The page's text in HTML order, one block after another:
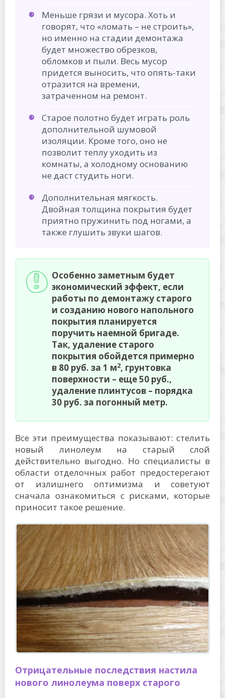
Меньше грязи и мусора. Хоть и
говорят, что «ломать – не строить»,
но именно на стадии демонтажа
будет множество обрезков,
обломков и пыли. Весь мусор
придется выносить, что опять-таки
отразится на времени,
затраченном на ремонт.
Старое полотно будет играть роль
дополнительной шумовой
изоляции. Кроме того, оно не
позволит теплу уходить из
комнаты, а холодному основанию
не даст студить ноги.
Дополнительная мягкость.
Двойная толщина покрытия будет
приятно пружинить под ногами, а
также глушить звуки шагов.
Особенно заметным будет
экономический эффект, если
работы по демонтажу старого
и созданию нового напольного
покрытия планируется
поручить наемной бригаде.
Так, удаление старого
покрытия обойдется примерно
в 80 руб. за 1 м2, грунтовка
поверхности – еще 50 руб.,
удаление плинтусов – порядка
30 руб. за погонный метр.
Все эти преимущества показывают: стелить
новый линолеум на старый слой
действительно выгодно. Но специалисты в
области отделочных работ предостерегают
от излишнего оптимизма и советуют
сначала ознакомиться с рисками, которые
приносит такое решение.
Отрицательные последствия настила
нового линолеума поверх старого